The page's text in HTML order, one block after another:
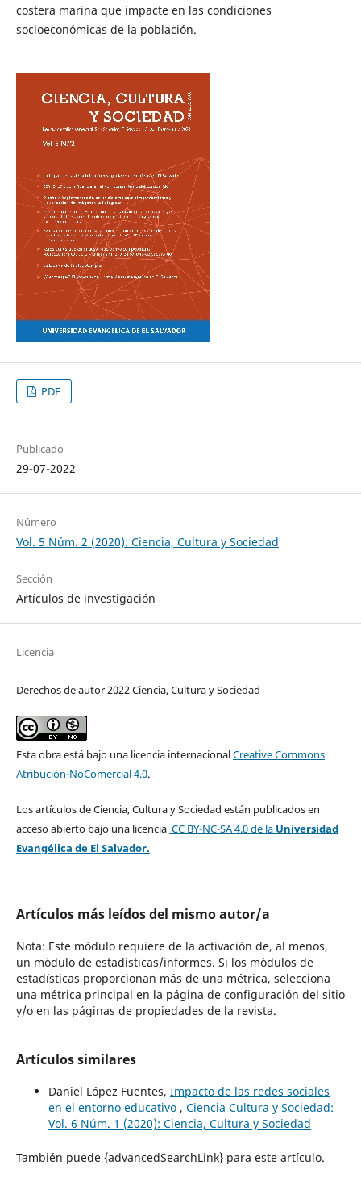
costera marina que impacte en las condiciones
socioeconómicas de la población.
PDF
Publicado
29-07-2022
Número
Vol. 5 Núm. 2 (2020): Ciencia, Cultura y Sociedad
Sección
Artículos de investigación
Licencia
Derechos de autor 2022 Ciencia, Cultura y Sociedad
Esta obra está bajo una licencia internacionalCreative Commons
Atribución-NoComercial 4.0.
Los artículos de Ciencia, Cultura y Sociedad están publicados en
acceso abierto bajo una licencia CC BY-NC-SA 4.0de la Universidad
Evangélica de El Salvador.
Artículos más leídos del mismo autor/a
Nota: Este módulo requiere de la activación de, al menos,
un módulo de estadísticas/informes. Si los módulos de
estadísticas proporcionan más de una métrica, selecciona
una métrica principal en la página de configuración del sitio
y/o en las páginas de propiedades de la revista.
Artículos similares
Daniel López Fuentes, Impacto de las redes sociales
en el entorno educativo , Ciencia Cultura y Sociedad:
Vol. 6 Núm. 1 (2020): Ciencia, Cultura y Sociedad
También puede {advancedSearchLink} para este artículo.